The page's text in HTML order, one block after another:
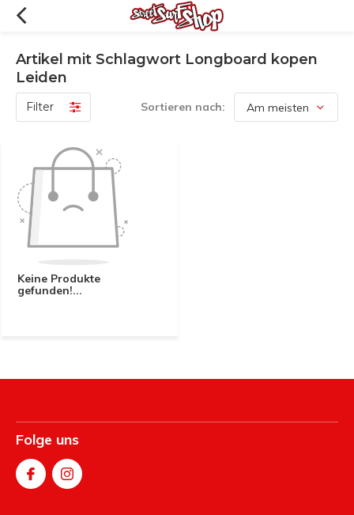
Artikel mit Schlagwort Longboard kopen
Leiden
Filter Sortieren nach:
Keine Produkte
gefunden!...
Folge uns